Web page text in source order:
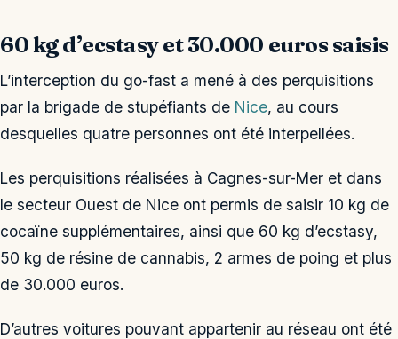
60 kg d’ecstasy et 30.000 euros saisis
L’interception du go-fast a mené à des perquisitions
par la brigade de stupéfiants de Nice, au cours
desquelles quatre personnes ont été interpellées.
Les perquisitions réalisées à Cagnes-sur-Mer et dans
le secteur Ouest de Nice ont permis de saisir 10 kg de
cocaïne supplémentaires, ainsi que 60 kg d’ecstasy,
50 kg de résine de cannabis, 2 armes de poing et plus
de 30.000 euros.
D’autres voitures pouvant appartenir au réseau ont été